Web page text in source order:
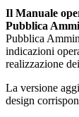
Il Manuale
Pubblica
Pubblica
indicazioni
realizzazione
La versione
design